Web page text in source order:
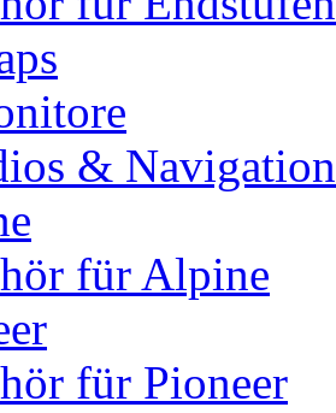
& Navigation
für Alpine
für Pioneer